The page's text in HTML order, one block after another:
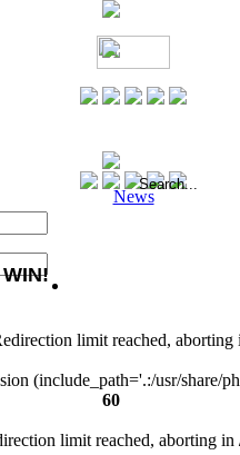
WIN!
limit reached, aborting
(include_path='.:/usr/share/
60
limit reached, aborting in
News